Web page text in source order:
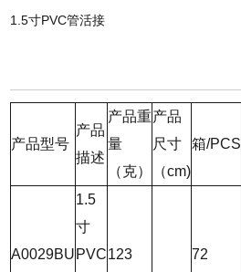
1.5寸PVC管活接
产品型号
产品
描述
产品重
量
（克）
产品
尺寸
（cm)
箱/PCS
A0029BU
1.5
寸
PVC123 72